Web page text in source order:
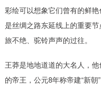
彩绘可以想象它们曾有的鲜
是丝绸之路东延线上的重要
旅不绝、驼铃声声的过往。
王莽是地地道道的大名人，
的帝王，公元8年称帝建“新朝